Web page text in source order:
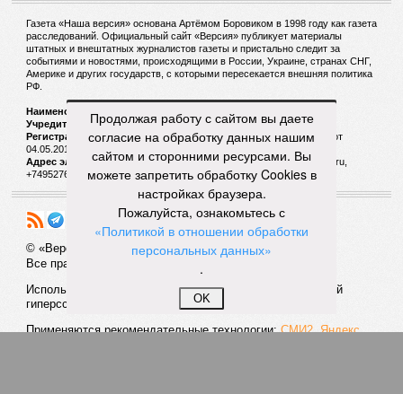
Газета «Наша версия» основана Артёмом Боровиком в 1998 году как газета
расследований. Официальный сайт «Версия» публикует материалы
штатных и внештатных журналистов газеты и пристально следит за
событиями и новостями, происходящими в России, Украине, странах СНГ,
Америке и других государств, с которыми пересекается внешняя политика
РФ.
Наименование:
Учредитель:
ООО «Версия»,Главный редактор:Горевой Р. Г.
Регистрационный номер Роскомнадзора:ЭЛ № ФС 77 - 72681 от
04.05.2018 г.
Адрес электронной почты и телефон редакции:versia@versia.ru,
+74952760348
© «Версия»
Все права защищены
Использование материалов «Версии» без индексируемой
гиперссылки запрещено
Применяются рекомендательные технологии:СМИ2, Яндекс,
Продолжая работу с сайтом вы даете
согласие на обработку данных нашим
сайтом и сторонними ресурсами. Вы
можете запретить обработку Cookies в
настройках браузера.
Пожалуйста, ознакомьтесь с
«Политикой в отношении обработки
персональных данных»
.
OK